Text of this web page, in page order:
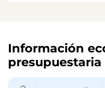
Información
presupuestaria